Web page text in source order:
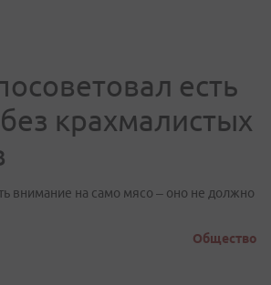
есть
крахмалистых
внимание на само мясо – оно не должно
Общество